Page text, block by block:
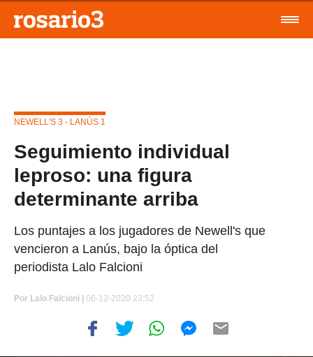
NEWELL'S 3 - LANÚS 1
Seguimiento individual
leproso: una figura
determinante arriba
Los puntajes a los jugadores de Newell's que
vencieron a Lanús, bajo la óptica del
periodista Lalo Falcioni
Por Lalo Falcioni 06-12-2020 23:52